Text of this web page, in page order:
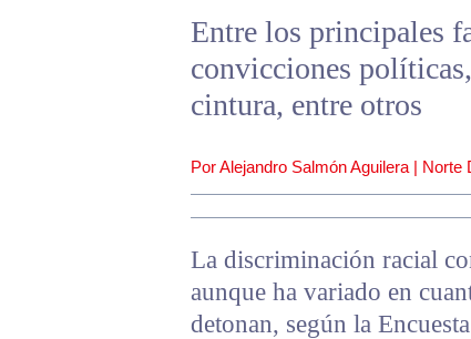
Entre los principales
convicciones
cintura, entre otros
Por Alejandro Salmón Aguilera | Norte
La discriminación racial
aunque ha variado en
detonan, según la